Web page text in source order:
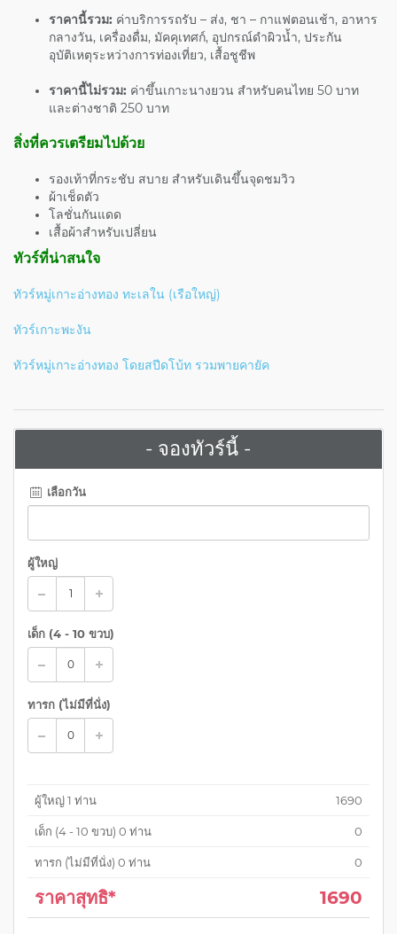
ราคานี้รวม: ค่าบริการรถรับ – ส่ง, ชา – กาแฟตอนเช้า, อาหาร
กลางวัน, เครื่องดื่ม, มัคคุเทศก์, อุปกรณ์ดำผิวน้ำ, ประกัน
อุบัติเหตุระหว่างการท่องเที่ยว, เสื้อชูชีพ
ราคานี้ไม่รวม: ค่าขึ้นเกาะนางยวน สำหรับคนไทย 50 บาท
และต่างชาติ 250 บาท
สิ่งที่ควรเตรียมไปด้วย
รองเท้าที่กระชับ สบาย สำหรับเดินขึ้นจุดชมวิว
ผ้าเช็ดตัว
โลชั่นกันแดด
เสื้อผ้าสำหรับเปลี่ยน
ทัวร์ที่น่าสนใจ
ทัวร์หมู่เกาะอ่างทอง ทะเลใน (เรือใหญ่)
ทัวร์เกาะพะงัน
ทัวร์หมู่เกาะอ่างทอง โดยสปีดโบ้ท รวมพายคายัค
- จองทัวร์นี้ -
เลือกวัน
ผู้ใหญ่
เด็ก (4 - 10 ขวบ)
ทารก (ไม่มีที่นั่ง)
ผู้ใหญ่1 ท่าน 1690
เด็ก (4 - 10 ขวบ) 0 ท่าน 0
ทารก (ไม่มีที่นั่ง) 0 ท่าน 0
ราคาสุทธิ* 1690